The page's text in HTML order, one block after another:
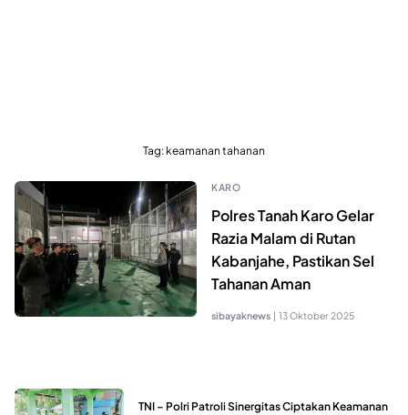
Tag: keamanan tahanan
KARO
Polres Tanah Karo Gelar
Razia Malam di Rutan
Kabanjahe, Pastikan Sel
Tahanan Aman
sibayaknews | 13 Oktober 2025
TNI – Polri Patroli Sinergitas Ciptakan Keamanan